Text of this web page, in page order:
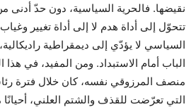
نقيضها. فالحرية السياسية، دون حدّ أدنى
تتحوّل إلى أداة هدم لا إلى أداة تغيير
السياسي لا يؤدّي إلى ديمقراطية
الباب أمام الاستبداد. ومن المفيد، في هذا
منصف المرزوقي نفسه، كان خلال فترة
التي تعرّضت للقذف والشتم العلني،